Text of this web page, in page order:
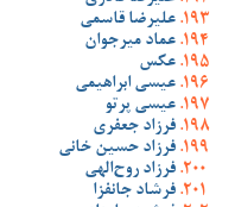
علیرضا قاسمی
عماد میرجوان
عکس
عیسی ابراهیمی
عیسی پرتو
فرزاد جعفری
فرزاد حسین خانی
فرزاد روح‌الهی
فرشاد جانفزا